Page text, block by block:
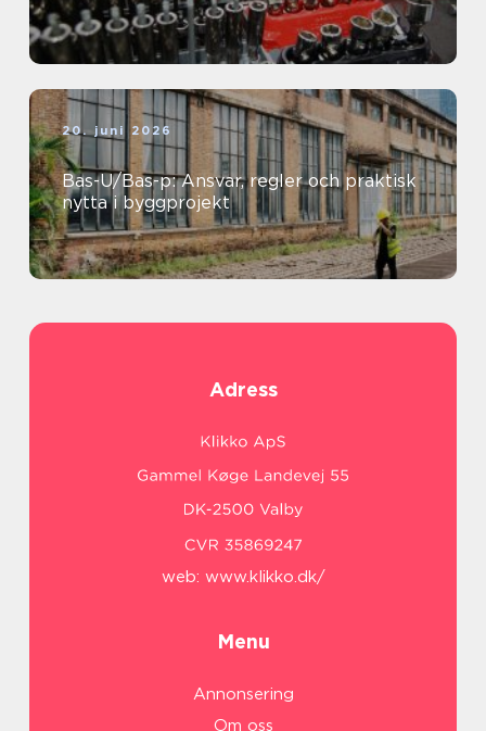
20. juni 2026
Bas-U/Bas-p: Ansvar, regler och praktisk
nytta i byggprojekt
Adress
web: www.klikko.dk/
Menu
Annonsering
Om oss